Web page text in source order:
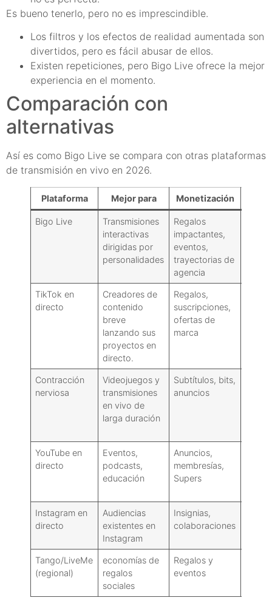
Es bueno tenerlo, pero no es imprescindible.
Los filtros y los efectos de realidad aumentada son
divertidos, pero es fácil abusar de ellos.
Existen repeticiones, pero Bigo Live ofrece la mejor
experiencia en el momento.
Comparación con
alternativas
Así es como Bigo Live se compara con otras plataformas
de transmisión en vivo en 2026.
Plataforma Mejor para Monetización
Bigo Live
Transmisiones
interactivas
dirigidas por
personalidades
Regalos
impactantes,
eventos,
trayectorias de
agencia
TikTok en
directo
Creadores de
contenido
breve
lanzando sus
proyectos en
directo.
Regalos,
suscripciones,
ofertas de
marca
Contracción
nerviosa
Videojuegos y
transmisiones
en vivo de
larga duración
Subtítulos, bits,
anuncios
YouTube en
directo
Eventos,
podcasts,
educación
Anuncios,
membresías,
Supers
Instagram en
directo
Audiencias
existentes en
Instagram
Insignias,
colaboraciones
Tango/LiveMe
(regional)
economías de
regalos
sociales
Regalos y
eventos